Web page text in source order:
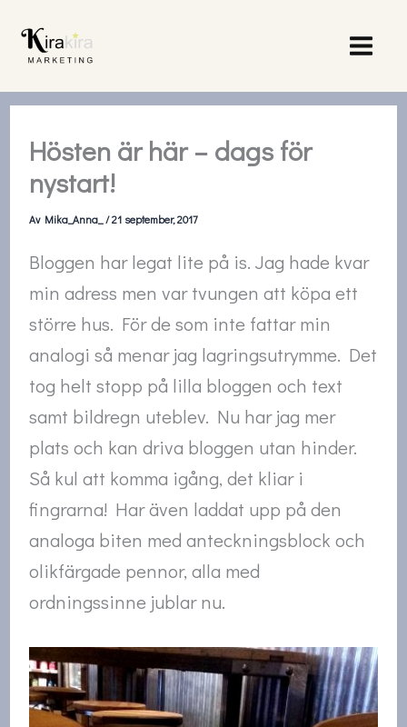
Hösten är här – dags för
nystart!
Av Mika_Anna_/21 september, 2017
Bloggen har legat lite på is. Jag hade kvar
min adress men var tvungen att köpa ett
större hus. För de som inte fattar min
analogi så menar jag lagringsutrymme. Det
tog helt stopp på lilla bloggen och text
samt bildregn uteblev. Nu har jag mer
plats och kan driva bloggen utan hinder.
Så kul att komma igång, det kliar i
fingrarna! Har även laddat upp på den
analoga biten med anteckningsblock och
olikfärgade pennor, alla med
ordningssinne jublar nu.